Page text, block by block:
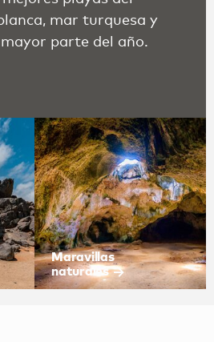
mar turquesa y
parte del año.
Maravillas
naturales